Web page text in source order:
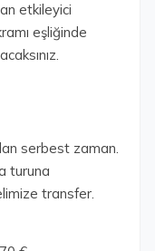
etkileyici
eşliğinde
serbest zaman.
turuna
transfer.